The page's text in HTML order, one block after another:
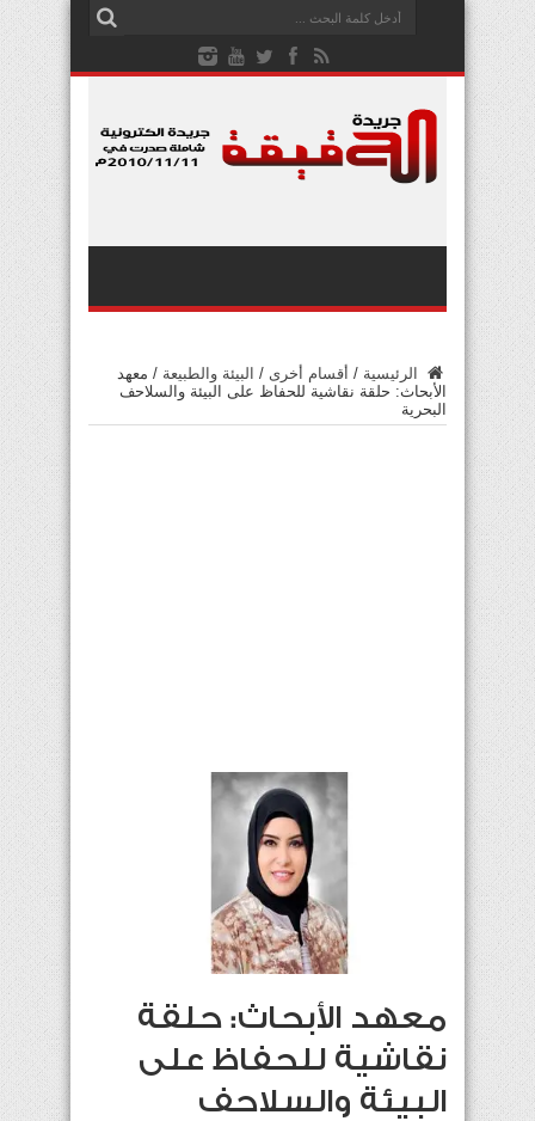
الرئيسية / أقسام أخرى / البيئة والطبيعة / معهد
الأبحاث: حلقة نقاشية للحفاظ على البيئة والسلاحف
البحرية
معهد الأبحاث: حلقة
نقاشية للحفاظ على
البيئة والسلاحف